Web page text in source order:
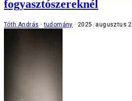
fogyasztószereknél
Tóth András tudomány 2025. augusztus